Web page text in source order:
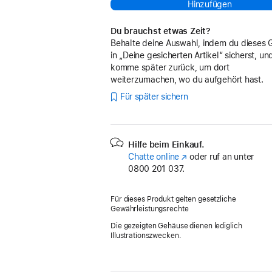
Hinzufügen
Du brauchst etwas Zeit?
Behalte deine Auswahl, indem du dieses
in „Deine gesicherten Artikel“ sicherst,
komme später zurück, um dort
weiterzumachen, wo du aufgehört hast.
Für später sichern
Hilfe beim Einkauf.
Chatte online (Öffnet
ein
oder ruf an unter
0800 201 037.
Für dieses Produkt gelten gesetzliche
Gewährleistungsrechte
Die gezeigten Gehäuse dienen lediglich
Illustrationszwecken.